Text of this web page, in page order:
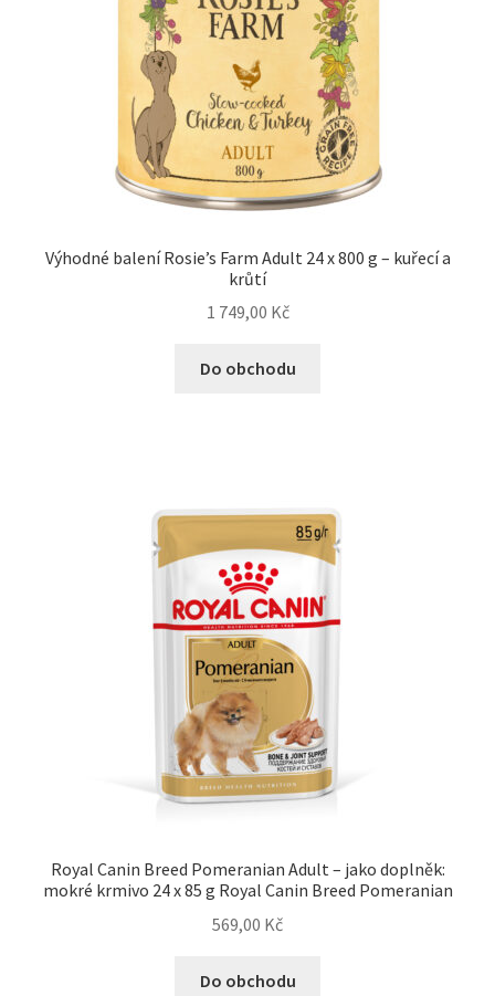
Výhodné balení Rosie’s Farm Adult 24 x 800 g – kuřecí a
krůtí
1 749,00 Kč
Do obchodu
Royal Canin Breed Pomeranian Adult – jako doplněk:
mokré krmivo 24 x 85 g Royal Canin Breed Pomeranian
569,00 Kč
Do obchodu